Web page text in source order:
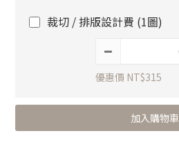
裁切 / 排版設計費 (1圖)
優惠價 NT$315
加入購物車